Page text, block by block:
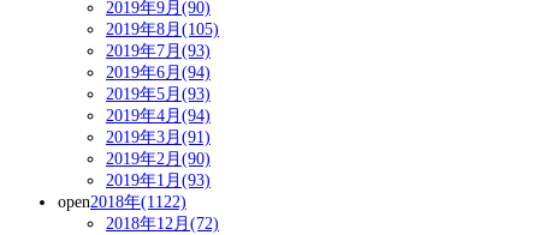
2019年9月(90)
2019年8月(105)
2019年7月(93)
2019年6月(94)
2019年5月(93)
2019年4月(94)
2019年3月(91)
2019年2月(90)
2019年1月(93)
open2018年(1122)
2018年12月(72)